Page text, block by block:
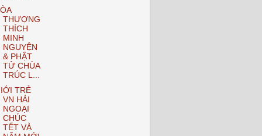
THƯỢNG
THÍCH
MINH
NGUYỆN
& PHẬT
TỬ CHÙA
TRÚC L...
TRẺ
VN HẢI
NGOẠI
CHÚC
TẾT VÀ